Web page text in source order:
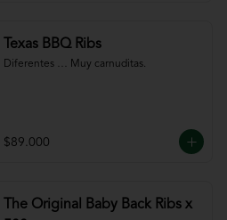
Texas BBQ Ribs
Diferentes … Muy carnuditas.
$89.000
The Original Baby Back Ribs x